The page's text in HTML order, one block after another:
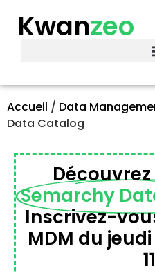
Kwanzeo
Accueil / Data
Data Catalog
Semarchy
Inscrivez-
MDM du